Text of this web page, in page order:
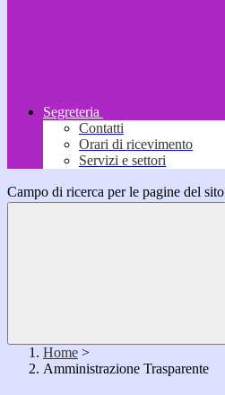
Segreteria
Contatti
Orari di ricevimento
Servizi e settori
Campo di ricerca per le pagine del sito
Home >
Amministrazione Trasparente